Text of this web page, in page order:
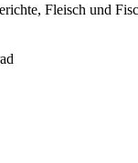
Fleisch und